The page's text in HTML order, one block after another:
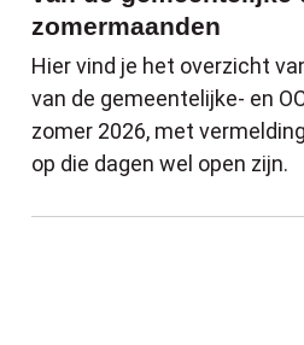
zomermaanden
Hier vind je het overzicht
van de gemeentelijke- en
zomer 2026, met
op die dagen wel open zijn.